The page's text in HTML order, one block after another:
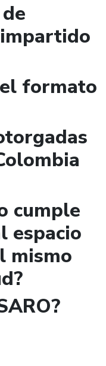
formato
cumple
espacio
mismo